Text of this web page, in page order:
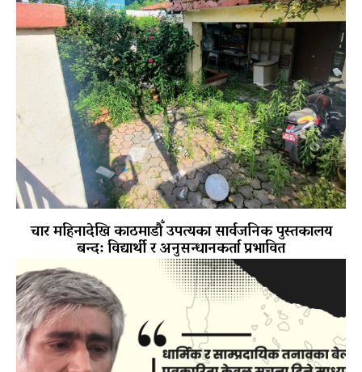
चार महिनादेखि काठमाडौँ उपत्यका सार्वजनिक पुस्तकालय
बन्द: विद्यार्थी र अनुसन्धानकर्ता प्रभावित